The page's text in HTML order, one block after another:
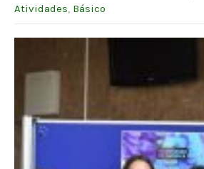
Atividades Básico